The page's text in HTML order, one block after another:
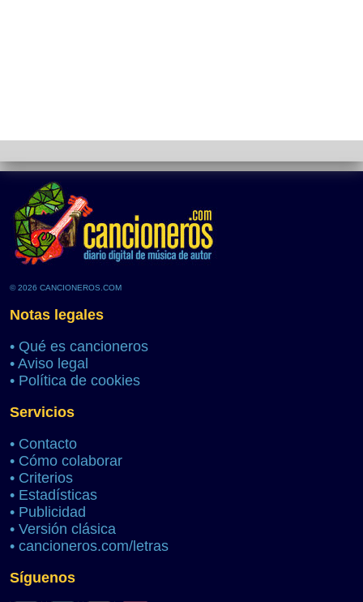
© 2026 CANCIONEROS.COM
Notas legales
• Qué es cancioneros
• Aviso legal
• Política de cookies
Servicios
• Contacto
• Cómo colaborar
• Criterios
• Estadísticas
• Publicidad
• Versión clásica
• cancioneros.com/letras
Síguenos